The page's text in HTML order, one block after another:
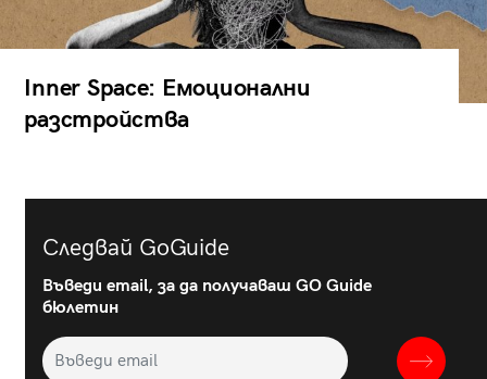
Inner Space: Емоционални
разстройства
Следвай GoGuide
Въведи email, за да получаваш GO Guide
бюлетин